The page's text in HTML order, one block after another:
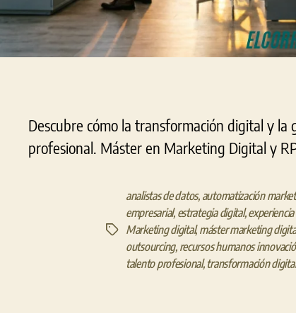
Descubre cómo la transformación digital y
profesional. Máster en Marketing Digital y
Etiquetas
analistas de datos, automatización
empresarial, estrategia digital,
Marketing digital,máster marketing
outsourcing, recursos humanos
talento profesional, transformación digital